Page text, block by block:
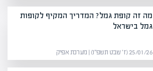
מה זה קופת גמל? המדריך המקיף לקופות
גמל בישראל
25/01/26 (ז׳ שבט תשפ״ו) | מערכת אפיק